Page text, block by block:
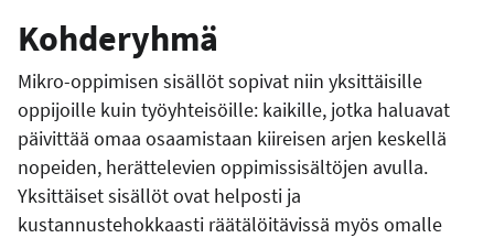
Kohderyhmä
Mikro-oppimisen sisällöt sopivat niin yksittäisille
oppijoille kuin työyhteisöille: kaikille, jotka haluavat
päivittää omaa osaamistaan kiireisen arjen keskellä
nopeiden, herättelevien oppimissisältöjen avulla.
Yksittäiset sisällöt ovat helposti ja
kustannustehokkaasti räätälöitävissä myös omalle